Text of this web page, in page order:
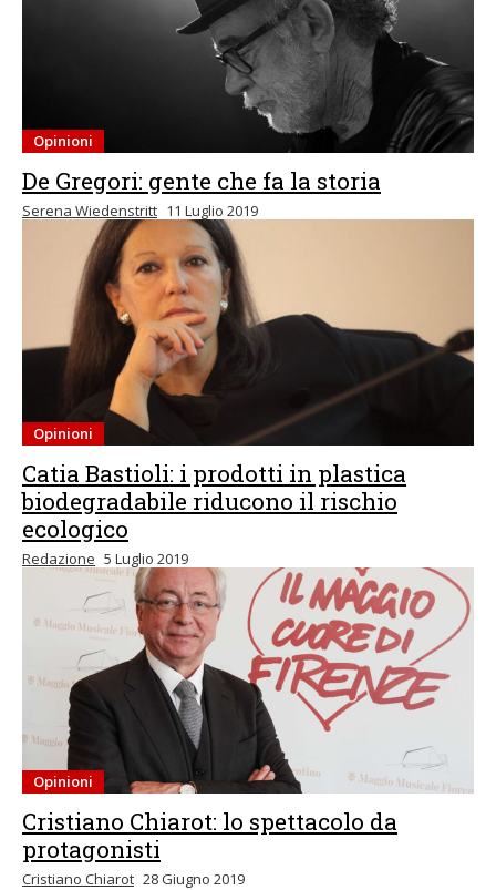
Opinioni
De Gregori: gente che fa la storia
Serena Wiedenstritt 11 Luglio 2019
Opinioni
Catia Bastioli: i prodotti in plastica
biodegradabile riducono il rischio
ecologico
Redazione 5 Luglio 2019
Opinioni
Cristiano Chiarot: lo spettacolo da
protagonisti
Cristiano Chiarot 28 Giugno 2019